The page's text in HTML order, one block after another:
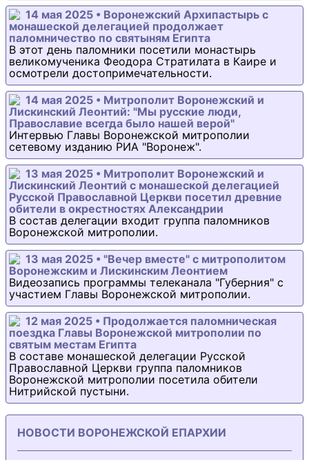
14 мая 2025 • Воронежский Архипастырь с
монашеской делегацией продолжает
паломничество по святыням Египта
В этот день паломники посетили монастырь
великомученика Феодора Стратилата в Каире и
осмотрели достопримечательности.
14 мая 2025 • Митрополит Воронежский и
Лискинский Леонтий: "Мы русские люди,
Православие всегда было нашей верой"
Интервью Главы Воронежской митрополии
сетевому изданию РИА "Воронеж".
13 мая 2025 • Митрополит Воронежский и
Лискинский Леонтий с монашеской делегацией
Русской Православной Церкви посетил древние
обители в окрестностях Александрии
В состав делегации входит группа паломников
Воронежской митрополии.
13 мая 2025 • "Вечер вместе" с митрополитом
Воронежским и Лискинским Леонтием
Видеозапись программы телеканала "Губерния" с
участием Главы Воронежской митрополии.
12 мая 2025 • Продолжается паломническая
поездка Главы Воронежской митрополии по
святым местам Египта
В составе монашеской делегации Русской
Православной Церкви группа паломников
Воронежской митрополии посетила обители
Нитрийской пустыни.
НОВОСТИ ВОРОНЕЖСКОЙ ЕПАРХИИ